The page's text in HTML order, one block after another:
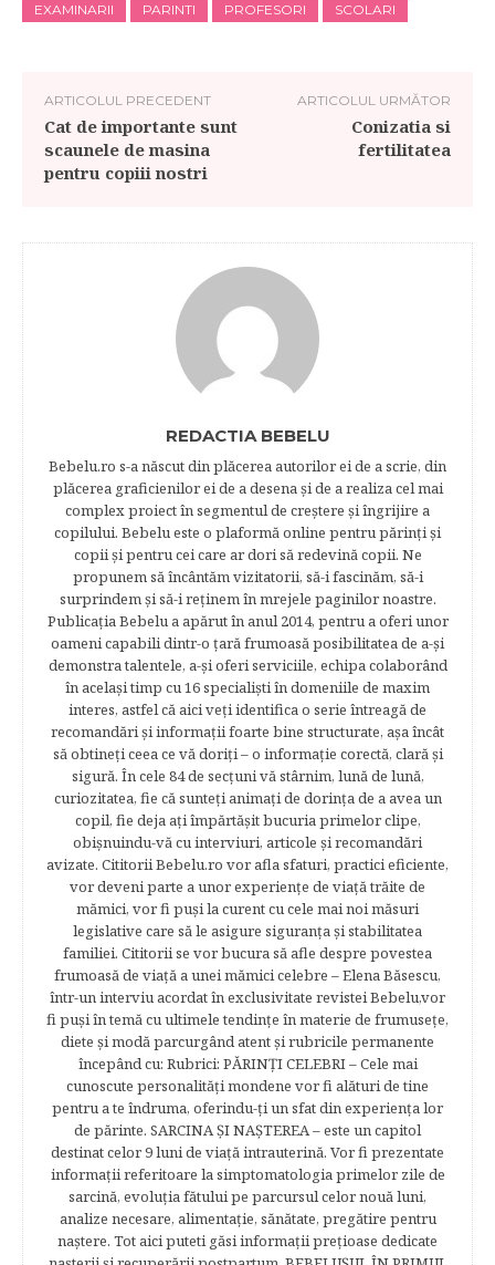
EXAMINARII PARINTI PROFESORI SCOLARI
ARTICOLUL PRECEDENT
Cat de importante sunt
scaunele de masina
pentru copiii nostri
ARTICOLUL URMĂTOR
Conizatia si
fertilitatea
REDACTIA BEBELU
Bebelu.ro s-a născut din plăcerea autorilor ei de a scrie, din
plăcerea graficienilor ei de a desena şi de a realiza cel mai
complex proiect în segmentul de creştere şi îngrijire a
copilului. Bebelu este o plaformă online pentru părinţi şi
copii şi pentru cei care ar dori să redevină copii. Ne
propunem să încântăm vizitatorii, să-i fascinăm, să-i
surprindem şi să-i reţinem în mrejele paginilor noastre.​
Publicația Bebelu a apărut în anul 2014, pentru a oferi unor
oameni capabili dintr-o ţară frumoasă posibilitatea de a-şi
demonstra talentele, a-şi oferi serviciile, echipa colaborând
în acelaşi timp cu 16 specialişti în domeniile de maxim
interes, astfel că aici veţi identifica o serie întreagă de
recomandări şi informaţii foarte bine structurate, aşa încât
să obtineţi ceea ce vă doriţi – o informaţie corectă, clară şi
sigură. În cele 84 de secțuni vă stârnim, lună de lună,
curiozitatea, fie că sunteţi animaţi de dorinţa de a avea un
copil, fie deja aţi împărtăşit bucuria primelor clipe,
obişnuindu-vă cu interviuri, articole şi recomandări
avizate. Cititorii Bebelu.ro vor afla sfaturi, practici eficiente,
vor deveni parte a unor experienţe de viaţă trăite de
mămici, vor fi puşi la curent cu cele mai noi măsuri
legislative care să le asigure siguranţa şi stabilitatea
familiei. Cititorii se vor bucura să afle despre povestea
frumoasă de viață a unei mămici celebre – Elena Băsescu,
într-un interviu acordat în exclusivitate revistei Bebelu,vor
fi puşi în temă cu ultimele tendinţe în materie de frumuseţe,
diete şi modă parcurgând atent şi rubricile permanente
începând cu: Rubrici: PĂRINŢI CELEBRI – Cele mai
cunoscute personalităţi mondene vor fi alături de tine
pentru a te îndruma, oferindu-ţi un sfat din experienţa lor
de părinte. SARCINA ŞI NAŞTEREA – este un capitol
destinat celor 9 luni de viaţă intrauterină. Vor fi prezentate
informaţii referitoare la simptomatologia primelor zile de
sarcină, evoluţia fătului pe parcursul celor nouă luni,
analize necesare, alimentaţie, sănătate, pregătire pentru
naştere. Tot aici puteti găsi informaţii preţioase dedicate